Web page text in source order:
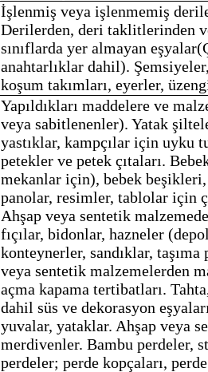
İşlenmiş veya işlenmemiş
Derilerden, deri taklitlerinden
sınıflarda yer almayan
anahtarlıklar dahil).
koşum takımları, eyerler,
Yapıldıkları maddelere ve
veya sabitlenenler). Yatak
yastıklar, kampçılar için uyku
petekler ve petek çıtaları.
mekanlar için), bebek
panolar, resimler, tablolar için
Ahşap veya sentetik
fıçılar, bidonlar, hazneler
konteynerler, sandıklar,
veya sentetik malzemelerden
açma kapama tertibatları.
dahil süs ve dekorasyon
yuvalar, yataklar. Ahşap veya
merdivenler. Bambu perdeler,
perdeler; perde kopçaları,